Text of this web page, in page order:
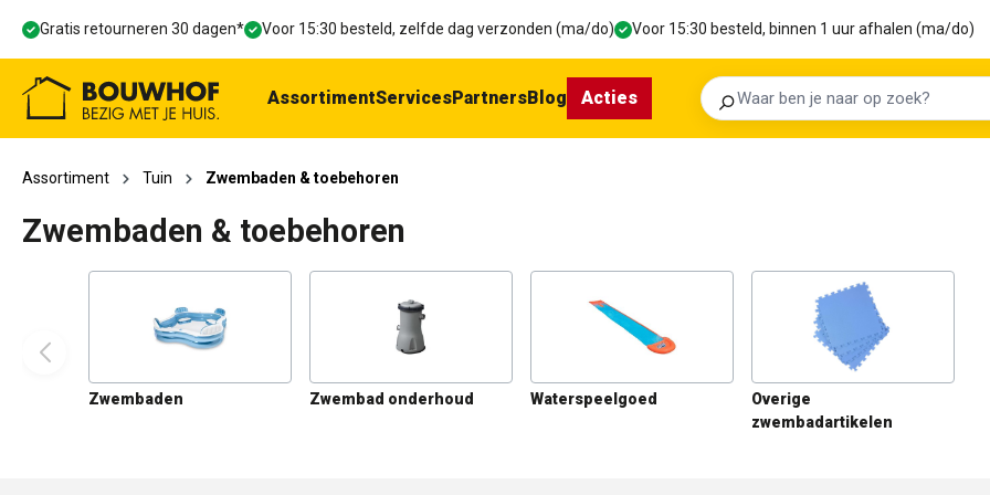
Ga naar de hoofdnavigatie
Gratis retourneren 30 dagen* Voor 15:30 besteld, zelfde dag verzonden (ma/do) Voor 15:30 besteld, binnen 1 uur afhalen (ma/do)
Zoeken
AssortimentServicesPartnersBlog Acties
Assortiment Tuin Zwembaden & toebehoren
Zwembaden & toebehoren
Zwembaden Zwembad onderhoud Waterspeelgoed
Overige
zwembadartikelen